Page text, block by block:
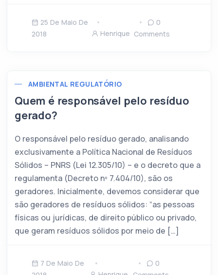
25 De Maio De
2018
Henrique
0
Comments
AMBIENTAL REGULATÓRIO
Quem é responsável pelo resíduo
gerado?
O responsável pelo resíduo gerado, analisando
exclusivamente a Política Nacional de Resíduos
Sólidos – PNRS (Lei 12.305/10) – e o decreto que a
regulamenta (Decreto nº 7.404/10), são os
geradores. Inicialmente, devemos considerar que
são geradores de resíduos sólidos: “as pessoas
físicas ou jurídicas, de direito público ou privado,
que geram resíduos sólidos por meio de […]
7 De Maio De
0